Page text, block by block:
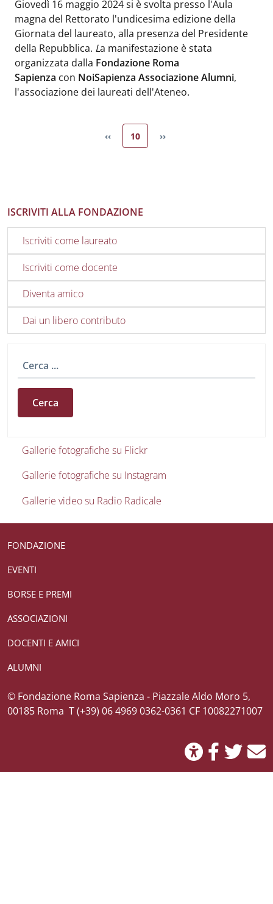
Body:
Giovedì 16 maggio 2024 si è svolta presso l'Aula
magna del Rettorato l'undicesima edizione della
Giornata del laureato, alla presenza del Presidente
della Repubblica. La manifestazione è stata
organizzata dalla Fondazione Roma
Sapienza con NoiSapienza Associazione Alumni,
l'associazione dei laureati dell'Ateneo.
Pagina precedente
‹‹ Pagina attuale
10 Pagina successiva
››
ISCRIVITI ALLA FONDAZIONE
Iscriviti come laureato
Iscriviti come docente
Diventa amico
Dai un libero contributo
Cerca
Gallerie foto e video
Gallerie fotografiche su Flickr
Gallerie fotografiche su Instagram
Gallerie video su Radio Radicale
FONDAZIONE
EVENTI
BORSE E PREMI
ASSOCIAZIONI
DOCENTI E AMICI
ALUMNI
Credits
© Fondazione Roma Sapienza - Piazzale Aldo Moro 5,
00185 Roma T (+39) 06 4969 0362-0361 CF 10082271007